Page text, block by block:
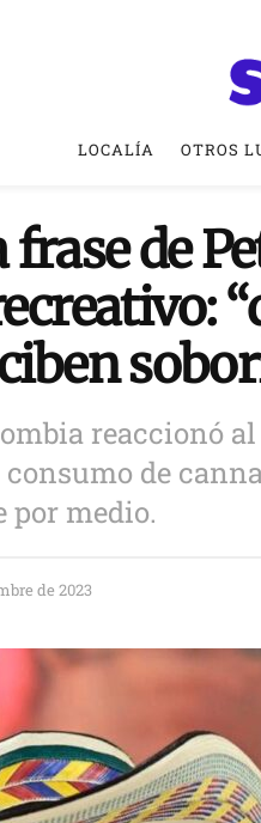
LOCALÍA OTROS
de
reaccionó
de
por medio.
de 2023